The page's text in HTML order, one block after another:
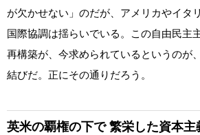
が欠かせない」のだが、アメリカやイタ
国際協調は揺らいでいる。この自由民主
再構築が、今求められているというのが
結びだ。正にその通りだろう。
英米の覇権の下で繁栄した資本主